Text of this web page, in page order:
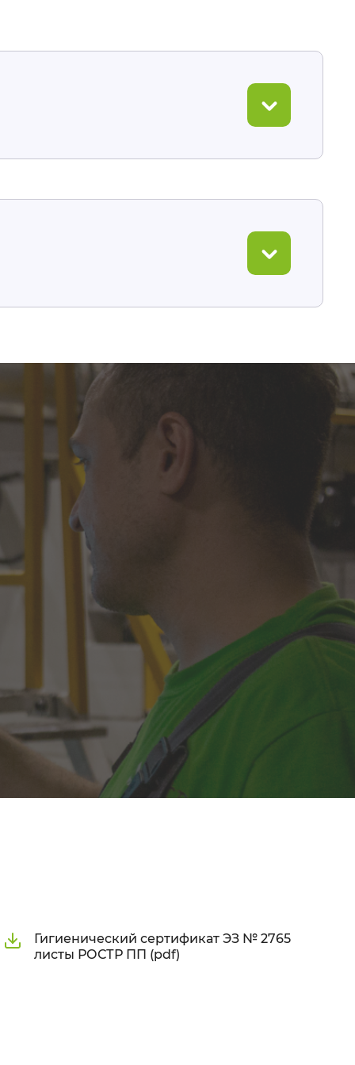
Гигиенический сертификат ЭЗ № 2765
листы РОСТР ПП (pdf)